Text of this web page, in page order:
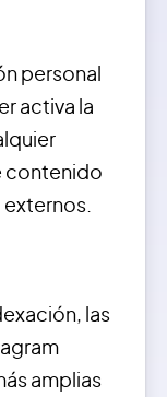
personal
activa la
contenido
las
amplias